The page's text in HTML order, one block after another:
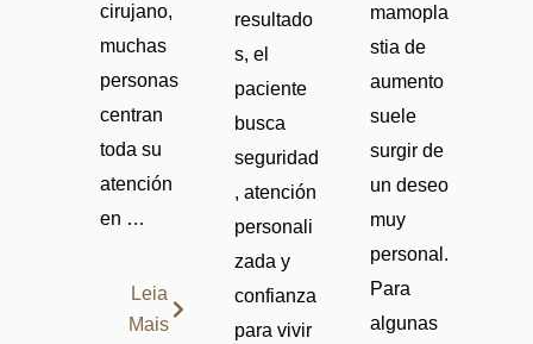
cirujano,
muchas
personas
centran
toda su
atención
en …
Leia
Mais
resultado
s, el
paciente
busca
seguridad
, atención
personali
zada y
confianza
para vivir
mamopla
stia de
aumento
suele
surgir de
un deseo
muy
personal.
Para
algunas